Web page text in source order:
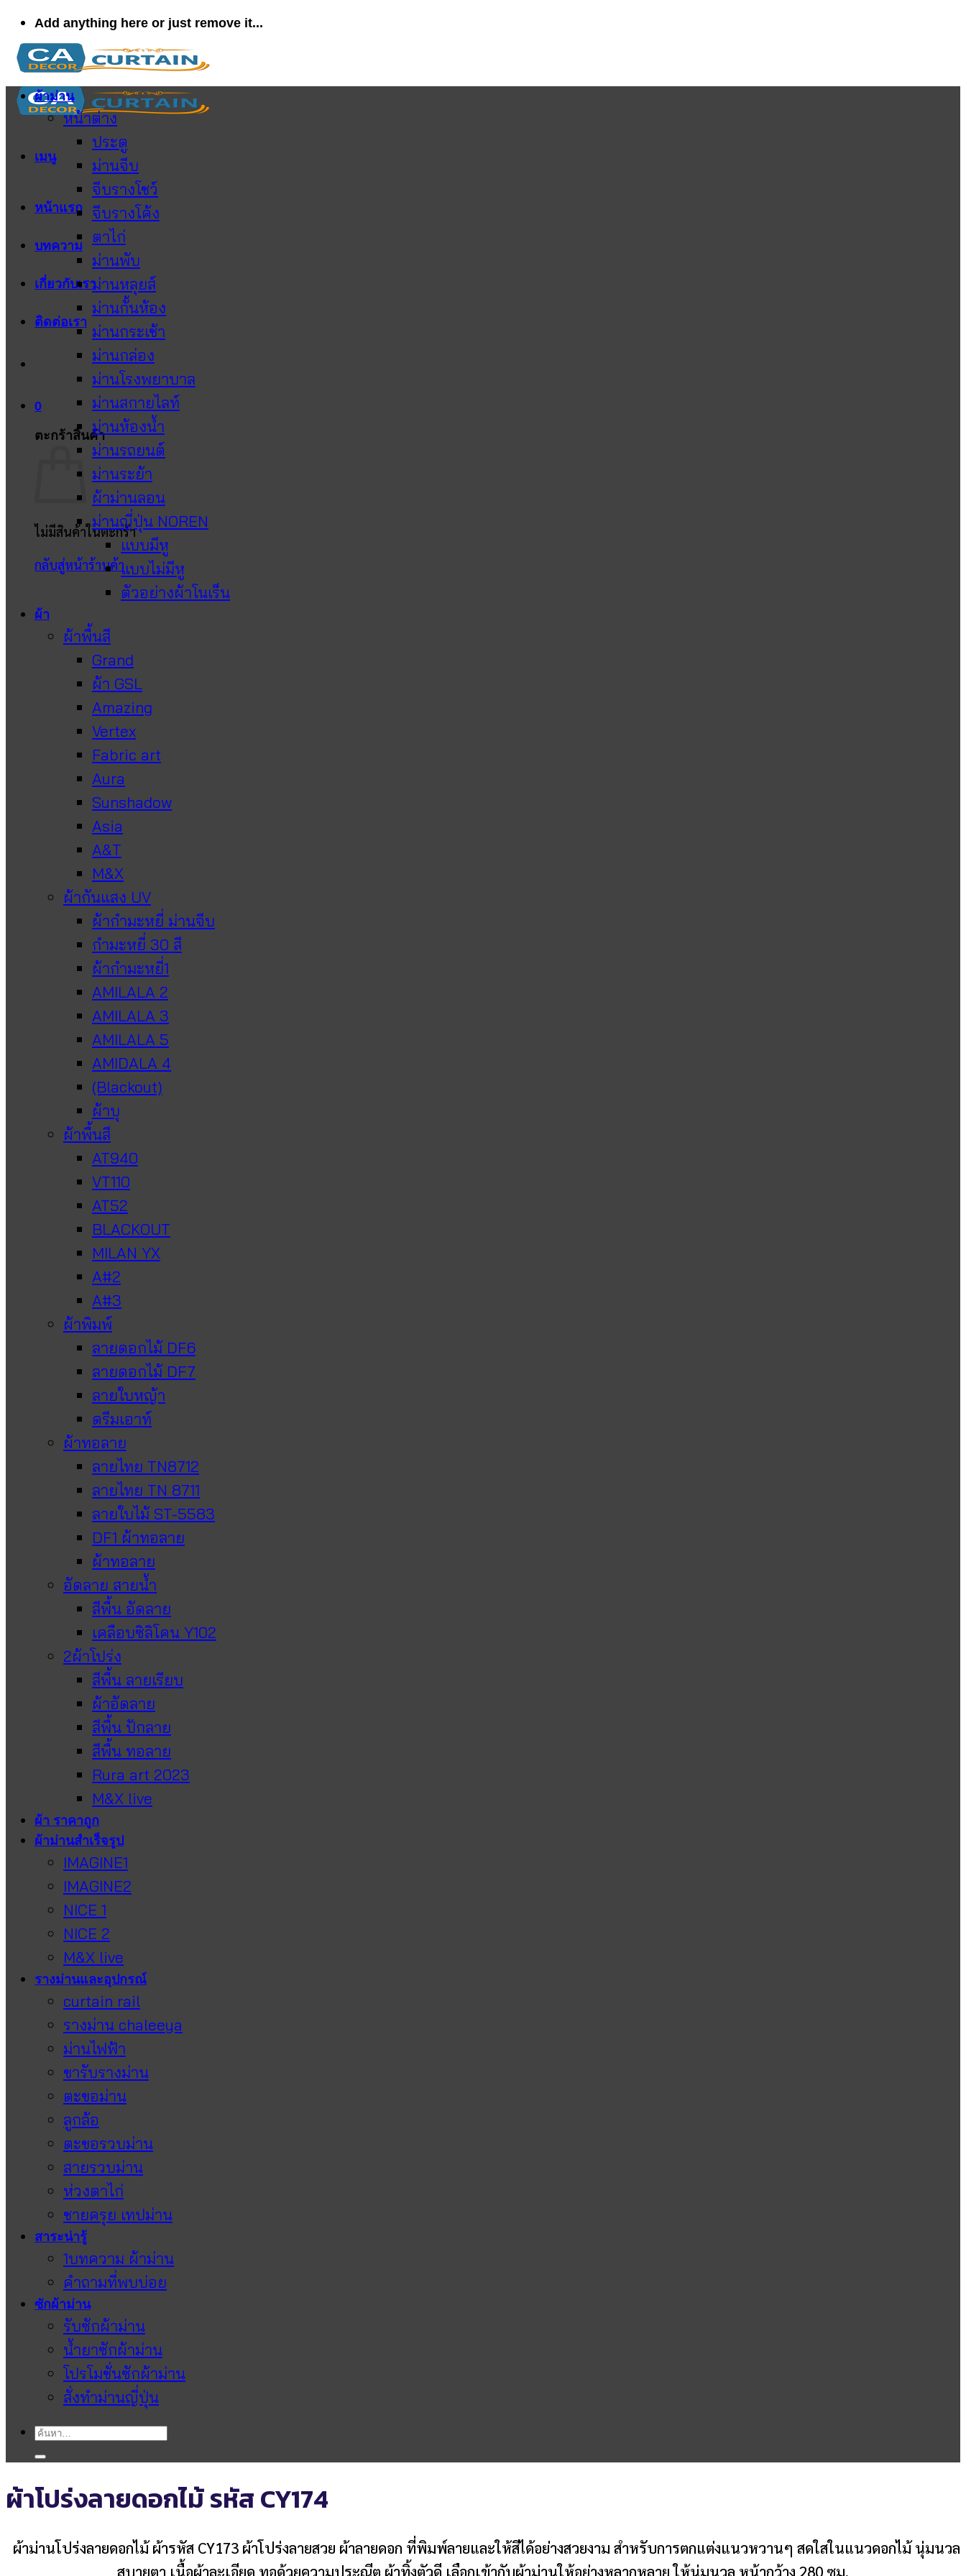
ข้าม
ยัง
เนื้อหา
Add anything here or just remove it...
เมนู
หน้าแรก
บทความ
เกี่ยวกับเรา
ติดต่อเรา
0
ตะกร้าสินค้า
ไม่มีสินค้าในตะกร้า
กลับสู่หน้าร้านค้า
ผ้าม่าน
หน้าต่าง
ประตู
ม่านจีบ
จีบรางโชว์
จีบรางโค้ง
ตาไก่
ม่านพับ
ม่านหลุยส์
ม่านกั้นห้อง
ม่านกระเช้า
ม่านกล่อง
ม่านโรงพยาบาล
ม่านสกายไลท์
ม่านห้องน้ำ
ม่านรถยนต์
ม่านระย้า
ผ้าม่านลอน
ม่านญี่ปุ่น NOREN
แบบมีหู
แบบไม่มีหู
ตัวอย่างผ้าโนเร็น
ผ้า
ผ้าพื้นสี
Grand
ผ้า GSL
Amazing
Vertex
Fabric art
Aura
Sunshadow
Asia
A&T
M&X
ผ้ากันแสง UV
ผ้ากำมะหยี่ ม่านจีบ
กำมะหยี่ 30 สี
ผ้ากำมะหยี่1
AMILALA 2
AMILALA 3
AMILALA 5
AMIDALA 4
(Blackout)
ผ้าบุ
ผ้าพื้นสี
AT940
VT110
AT52
BLACKOUT
MILAN YX
A#2
A#3
ผ้าพิมพ์
ลายดอกไม้ DF6
ลายดอกไม้ DF7
ลายใบหญ้า
ดรีมเอาท์
ผ้าทอลาย
ลายไทย TN8712
ลายไทย TN 8711
ลายใบไม้ ST-5583
DF1 ผ้าทอลาย
ผ้าทอลาย
อัดลาย สายน้ำ
สีพื้น อัดลาย
เคลือบซิลิโคน Y102
2ผ้าโปร่ง
สีพื้น ลายเรียบ
ผ้าอัดลาย
สีพื้น ปักลาย
สีพื้น ทอลาย
Rura art 2023
M&X live
ผ้า ราคาถูก
ผ้าม่านสำเร็จรูป
IMAGINE1
IMAGINE2
NICE 1
NICE 2
M&X live
รางม่านและอุปกรณ์
curtain rail
รางม่าน chaleeya
ม่านไฟฟ้า
ขารับรางม่าน
ตะขอม่าน
ลูกล้อ
ตะขอรวบม่าน
สายรวบม่าน
ห่วงตาไก่
ชายครุย เทปม่าน
สาระน่ารู้
1บทความ ผ้าม่าน
คำถามที่พบบ่อย
ซักผ้าม่าน
รับซักผ้าม่าน
น้ำยาซักผ้าม่าน
โปรโมชั่นซักผ้าม่าน
สั่งทำม่านญี่ปุ่น
ค้นหา:
ผ้าโปร่งลายดอกไม้ รหัส CY174
ผ้าม่านโปร่งลายดอกไม้ ผ้ารหัส CY173 ผ้าโปร่งลายสวย ผ้าลายดอก ที่พิมพ์ลายและให้สีได้อย่างสวยงาม สำหรับการตกแต่งแนวหวานๆ สดใสในแนวดอกไม้ นุ่มนวล
สบายตา เนื้อผ้าละเอียด ทอด้วยความประณีต ผ้าทิ้งตัวดี เลือกเข้ากับผ้าม่านให้อย่างหลากหลาย ให้นุ่มนวล หน้ากว้าง 280 ซม.